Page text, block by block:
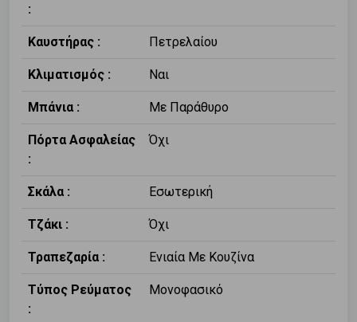
:
Καυστήρας : Πετρελαίου
Κλιματισμός : Ναι
Μπάνια : Με Παράθυρο
Πόρτα Ασφαλείας
:
Όχι
Σκάλα : Εσωτερική
Τζάκι : Όχι
Τραπεζαρία : Ενιαία Με Κουζίνα
Τύπος Ρεύματος
:
Μονοφασικό